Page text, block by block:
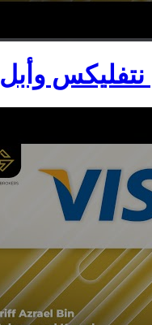
نتفليكس وأبل